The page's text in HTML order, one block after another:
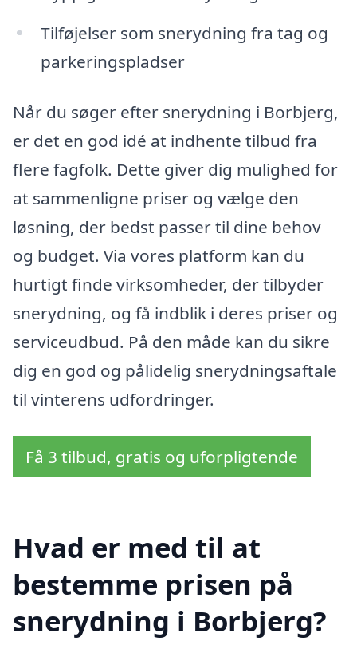
Tilføjelser som snerydning fra tag og
parkeringspladser
Når du søger efter snerydning i Borbjerg,
er det en god idé at indhente tilbud fra
flere fagfolk. Dette giver dig mulighed for
at sammenligne priser og vælge den
løsning, der bedst passer til dine behov
og budget. Via vores platform kan du
hurtigt finde virksomheder, der tilbyder
snerydning, og få indblik i deres priser og
serviceudbud. På den måde kan du sikre
dig en god og pålidelig snerydningsaftale
til vinterens udfordringer.
Få 3 tilbud, gratis og uforpligtende
Hvad er med til at
bestemme prisen på
snerydning i Borbjerg?